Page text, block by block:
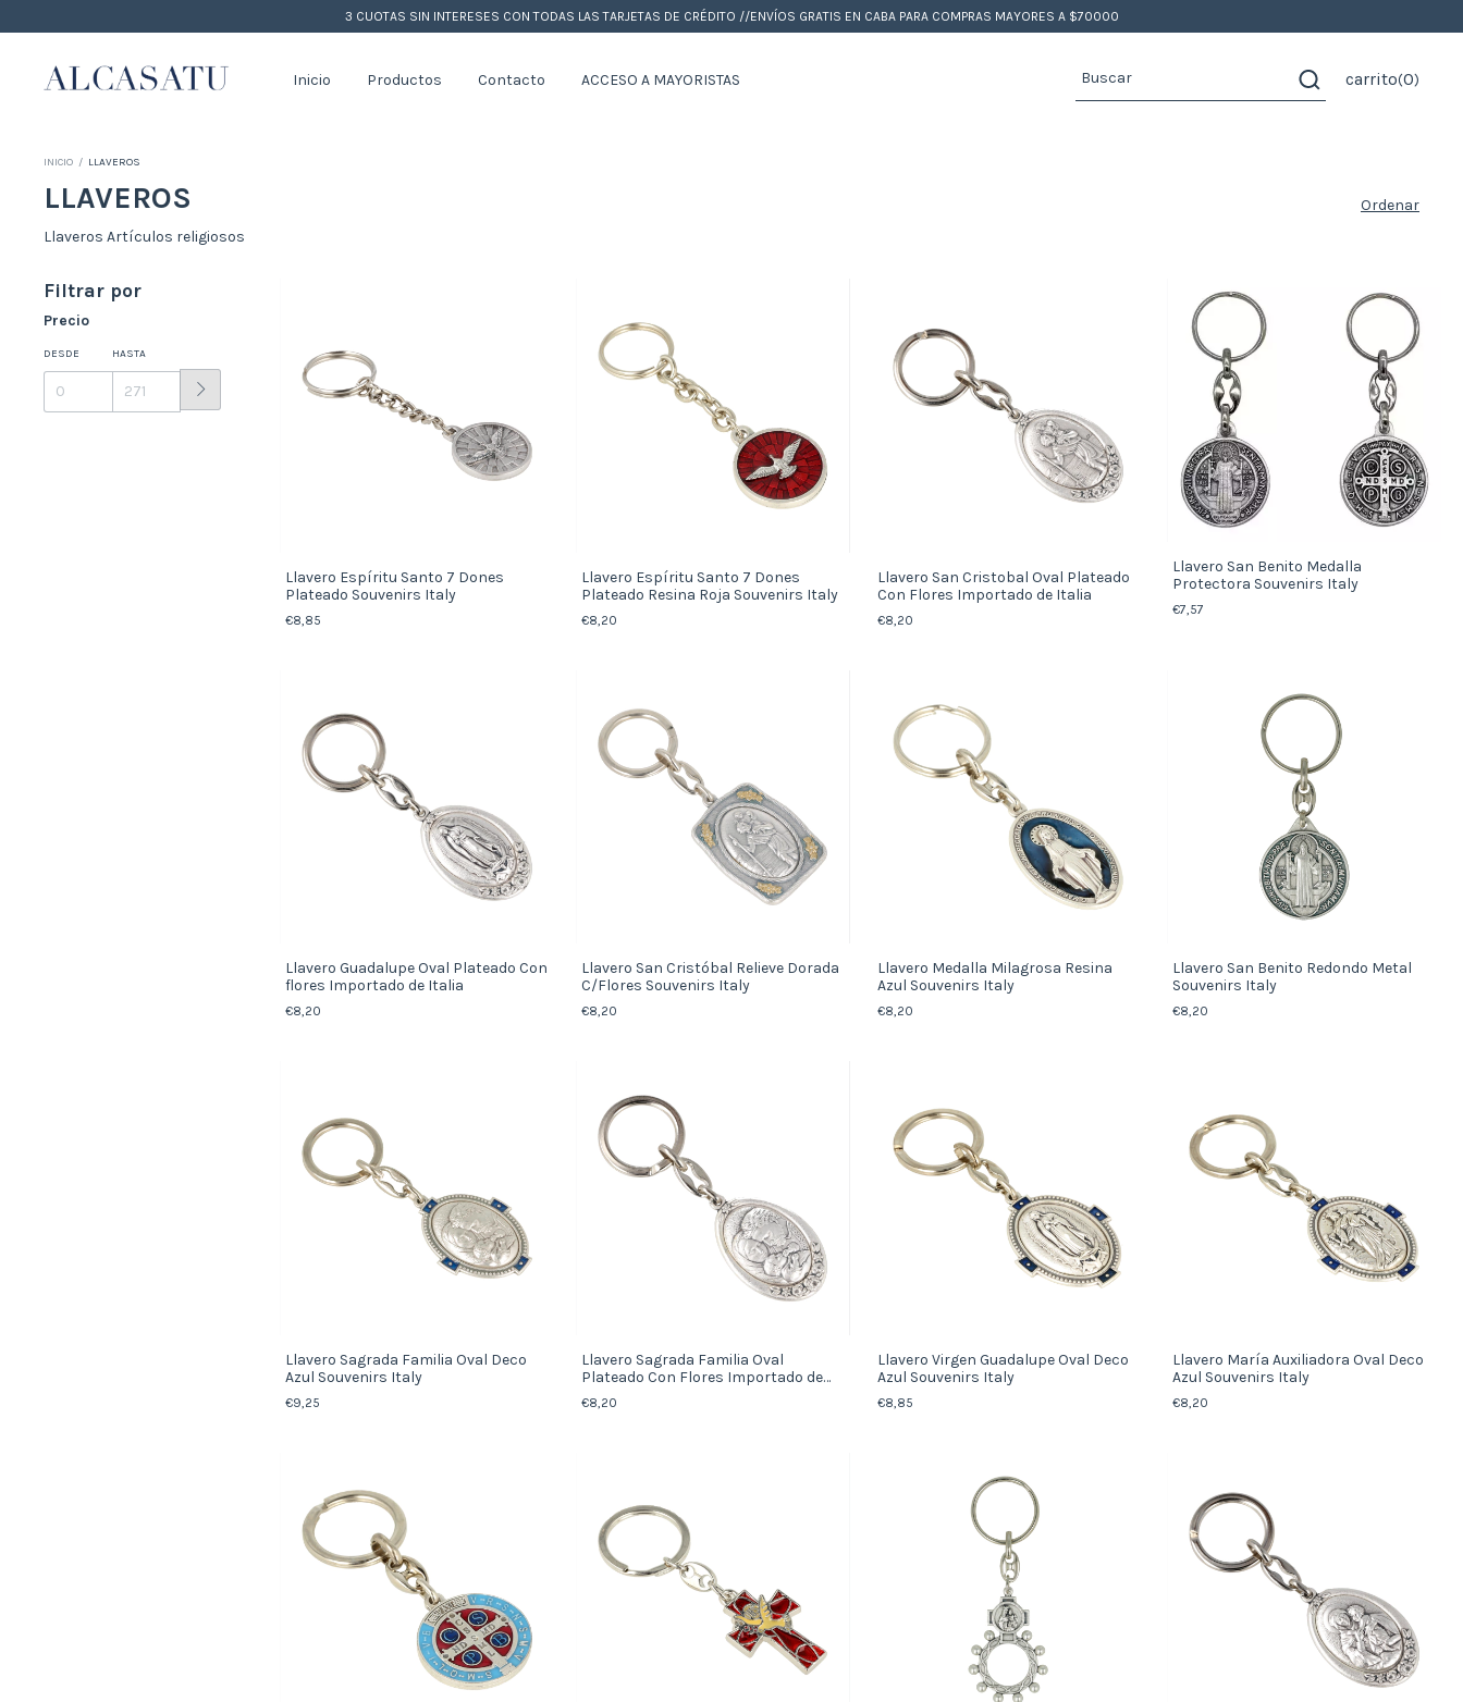
3 CUOTAS SIN INTERESES CON TODAS LAS TARJETAS DE CRÉDITO //ENVÍOS GRATIS EN CABA PARA COMPRAS MAYORES A $70000
Inicio Productos Contacto ACCESO A MAYORISTAS carrito(0)
INICIO / LLAVEROS
LLAVEROS
Ordenar
Llaveros Artículos religiosos
Filtrar por
Precio
DESDE HASTA
Llavero Espíritu Santo 7 Dones
Plateado Souvenirs Italy
€8,85
Llavero Espíritu Santo 7 Dones
Plateado Resina Roja Souvenirs Italy
€8,20
Llavero San Cristobal Oval Plateado
Con Flores Importado de Italia
€8,20
Llavero San Benito Medalla
Protectora Souvenirs Italy
€7,57
Llavero Guadalupe Oval Plateado Con
flores Importado de Italia
€8,20
Llavero San Cristóbal Relieve Dorada
C/Flores Souvenirs Italy
€8,20
Llavero Medalla Milagrosa Resina
Azul Souvenirs Italy
€8,20
Llavero San Benito Redondo Metal
Souvenirs Italy
€8,20
Llavero Sagrada Familia Oval Deco
Azul Souvenirs Italy
€9,25
Llavero Sagrada Familia Oval
Plateado Con Flores Importado de
Italia
€8,20
Llavero Virgen Guadalupe Oval Deco
Azul Souvenirs Italy
€8,85
Llavero María Auxiliadora Oval Deco
Azul Souvenirs Italy
€8,20